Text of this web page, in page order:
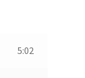
5:02